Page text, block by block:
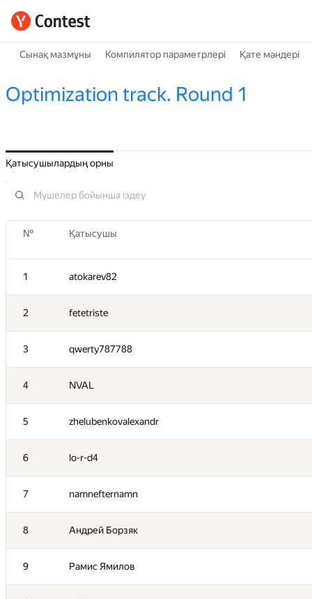
Сынақ мазмұны Компилятор параметрлері Қате мәндері
Optimization track. Round 1
Қатысушылардың орны
№ Қатысушы
1 atokarev82
2 fetetriste
3 qwerty787788
4 NVAL
5 zhelubenkovalexandr
6 lo-r-d4
7 namnefternamn
8 Андрей Борзяк
9 Рамис Ямилов